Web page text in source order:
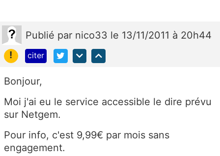
Publié par nico33 le 13/11/2011 à 20h44
!
citer
Bonjour,
Moi j'ai eu le service accessible le dire prévu
sur Netgem.
Pour info, c'est 9,99€ par mois sans
engagement.